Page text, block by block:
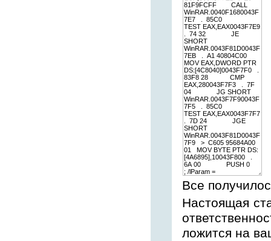
Все
Настоящая
ложится на